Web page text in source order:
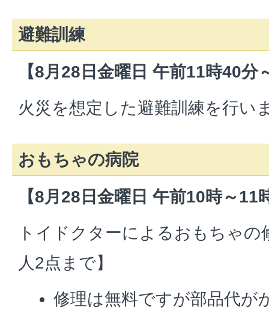
避難訓練
【8月28日金曜日 午前11時40分
火災を想定した避難訓練を行い
おもちゃの病院
【8月28日金曜日 午前10時～11
トイドクターによるおもちゃの
人2点まで】
修理は無料ですが部品代が